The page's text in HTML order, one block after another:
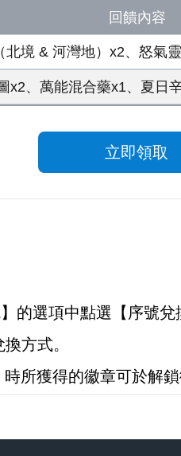
回饋內容
北境 & 河灣地）x2、怒氣
x2、萬能混合藥x1、夏日
立即領取
的選項中點選【序號兌
方式。
所獲得的徽章可於解